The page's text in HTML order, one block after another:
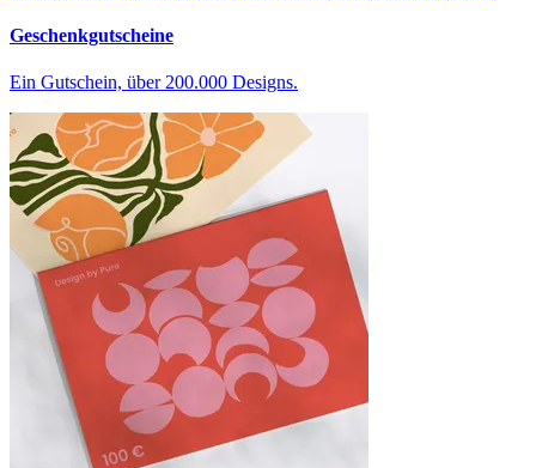
Geschenkgutscheine
Ein Gutschein, über 200.000 Designs.